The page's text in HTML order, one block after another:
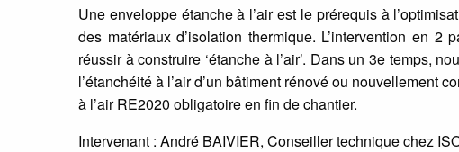
Une enveloppe étanche à l’air est le prérequis à
des matériaux d’isolation thermique. L’intervention en 2
réussir à construire ‘étanche à l’air’. Dans un 3e temps,
l’étanchéité à l’air d’un bâtiment rénové ou nouvellement
à l’air RE2020 obligatoire en fin de chantier.
Intervenant : André BAIVIER, Conseiller technique chez